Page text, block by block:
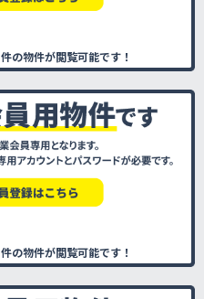
件の物件が閲覧可能です！
件の物件が閲覧可能です！